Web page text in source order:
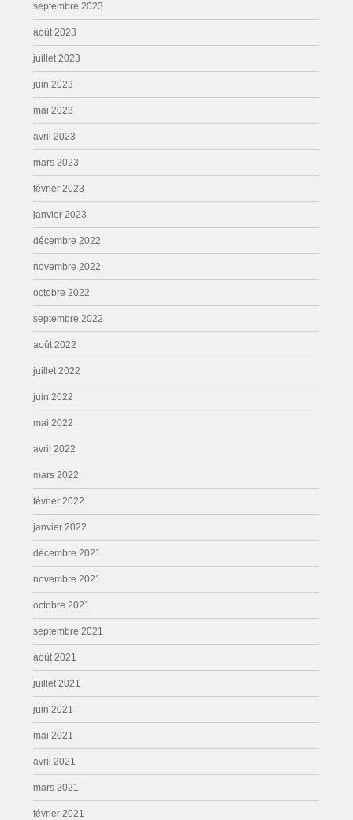
septembre 2023
août 2023
juillet 2023
juin 2023
mai 2023
avril 2023
mars 2023
février 2023
janvier 2023
décembre 2022
novembre 2022
octobre 2022
septembre 2022
août 2022
juillet 2022
juin 2022
mai 2022
avril 2022
mars 2022
février 2022
janvier 2022
décembre 2021
novembre 2021
octobre 2021
septembre 2021
août 2021
juillet 2021
juin 2021
mai 2021
avril 2021
mars 2021
février 2021